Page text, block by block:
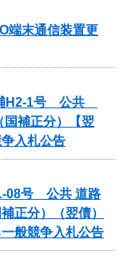
端末通信装置更
補H2-1号 公共
国補正分）【翌
入札公告
08号 公共 道路
正分）（翌債）
般競争入札公告